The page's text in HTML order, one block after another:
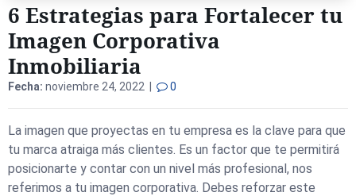
6 Estrategias para Fortalecer tu
Imagen Corporativa
Inmobiliaria
Fecha: noviembre 24, 2022 | 0
La imagen que proyectas en tu empresa es la clave para que
tu marca atraiga más clientes. Es un factor que te permitirá
posicionarte y contar con un nivel más profesional, nos
referimos a tu imagen corporativa. Debes reforzar este